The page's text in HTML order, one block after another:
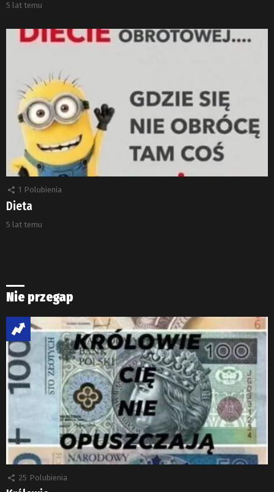
5 lat temu
1 Polubienia
Dieta
5 lat temu
Nie przegap
25 Polubienia